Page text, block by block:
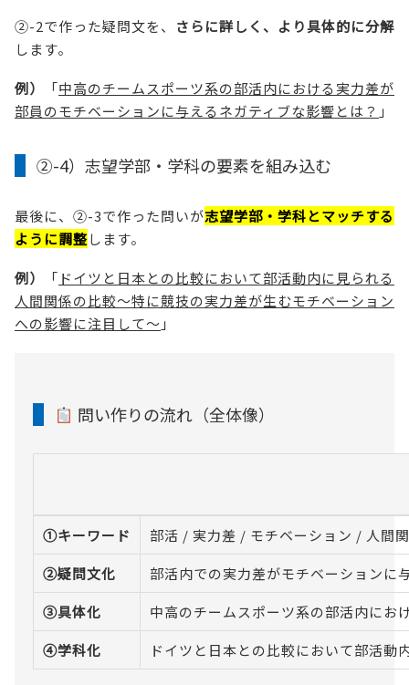
②-2で作った疑問文を、 さらに詳しく、より具体的に分解
します。
例） 「中高のチームスポーツ系の部活内における実力差が
部員のモチベーションに与えるネガティブな影響とは？ 」
②-4）志望学部・学科の要素を組み込む
最後に、②-3で作った問いが志望学部・学科とマッチする
ように調整します。
例） 「 ドイツと日本との比較において部活動内に見られる
人間関係の比較～特に競技の実力差が生むモチベーション
への影響に注目して～ 」
問い作りの流れ（全体像）
①キーワード
部活 / 実力差 / モチベーション / 人間
②疑問文化
部活内での実力差がモチベーションに
③具体化
中高のチームスポーツ系の部活内にお
④学科化
ドイツと日本との比較において部活